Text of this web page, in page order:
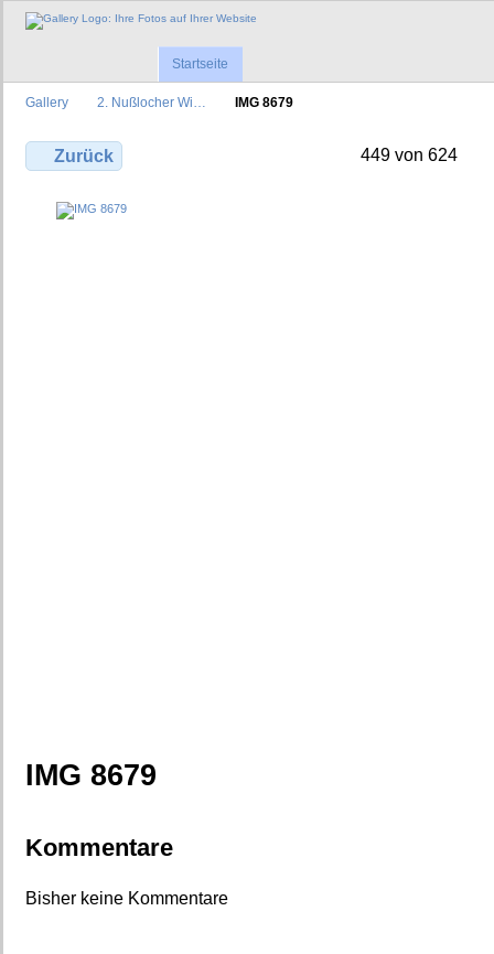
Startseite
Gallery 2. Nußlocher Wi… IMG 8679
Zurück 449 von 624
IMG 8679
Kommentare
Bisher keine Kommentare